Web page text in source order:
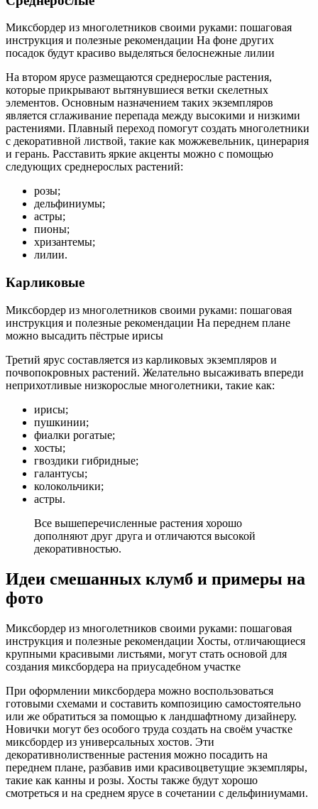
Миксбордер из многолетников своими руками: пошаговая
инструкция и полезные рекомендации На фоне других
посадок будут красиво выделяться белоснежные лилии
На втором ярусе размещаются среднерослые растения,
которые прикрывают вытянувшиеся ветки скелетных
элементов. Основным назначением таких экземпляров
является сглаживание перепада между высокими и низкими
растениями. Плавный переход помогут создать многолетники
с декоративной листвой, такие как можжевельник, цинерария
и герань. Расставить яркие акценты можно с помощью
следующих среднерослых растений:
розы;
дельфиниумы;
астры;
пионы;
хризантемы;
лилии.
Карликовые
Миксбордер из многолетников своими руками: пошаговая
инструкция и полезные рекомендации На переднем плане
можно высадить пёстрые ирисы
Третий ярус составляется из карликовых экземпляров и
почвопокровных растений. Желательно высаживать впереди
неприхотливые низкорослые многолетники, такие как:
ирисы;
пушкинии;
фиалки рогатые;
хосты;
гвоздики гибридные;
галантусы;
колокольчики;
астры.
Все вышеперечисленные растения хорошо
дополняют друг друга и отличаются высокой
декоративностью.
Идеи смешанных клумб и примеры на
фото
Миксбордер из многолетников своими руками: пошаговая
инструкция и полезные рекомендации Хосты, отличающиеся
крупными красивыми листьями, могут стать основой для
создания миксбордера на приусадебном участке
При оформлении миксбордера можно воспользоваться
готовыми схемами и составить композицию самостоятельно
или же обратиться за помощью к ландшафтному дизайнеру.
Новички могут без особого труда создать на своём участке
миксбордер из универсальных хостов. Эти
декоративнолиственные растения можно посадить на
переднем плане, разбавив ими красивоцветущие экземпляры,
такие как канны и розы. Хосты также будут хорошо
смотреться и на среднем ярусе в сочетании с дельфиниумами.